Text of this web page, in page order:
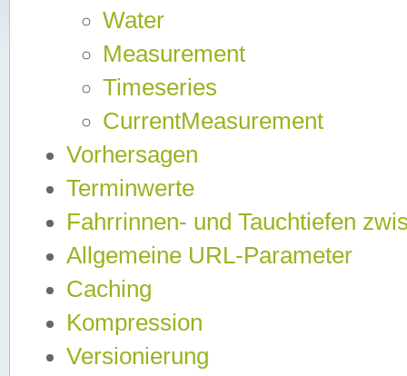
Water
Measurement
Timeseries
CurrentMeasurement
Vorhersagen
Terminwerte
Fahrrinnen- und Tauchtiefen
Allgemeine URL-Parameter
Caching
Kompression
Versionierung